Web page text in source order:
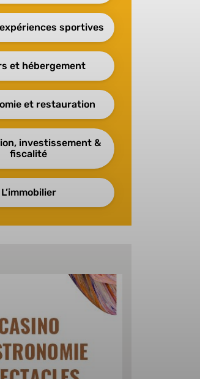
sportives
et hébergement
et restauration
investissement &
fiscalité
L’immobilier